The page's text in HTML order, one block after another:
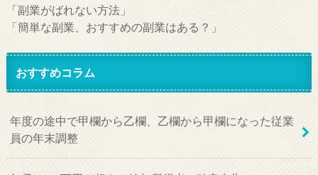
「副業がばれない方法」
「簡単な副業、おすすめの副業はある？」
おすすめコラム
年度の途中で甲欄から乙欄、乙欄から甲欄になった従業
員の年末調整